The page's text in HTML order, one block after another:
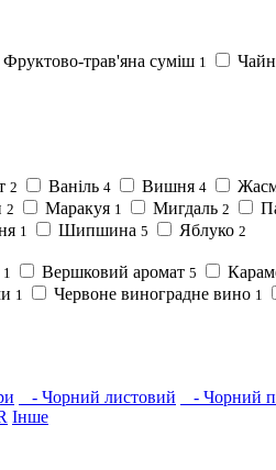
Фруктово-трав'яна суміш 1
2 Ваніль 4 Вишня 4
2 Маракуя 1 Мигдаль 2
1 Шипшина 5 Яблуко 2
1 Вершковий аромат 5
1 Червоне виноградне вино 1
- Чорний листовий - Чорний
Інше